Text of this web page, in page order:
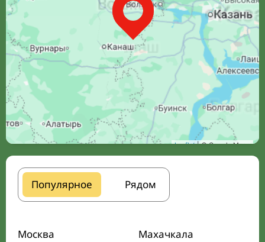
Leaflet| © Google Maps
Популярное Рядом
Москва
Махачкала